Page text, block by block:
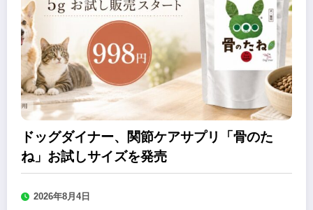
ドッグダイナー、関節ケアサプリ「骨のた
ね」お試しサイズを発売
2026年8月4日